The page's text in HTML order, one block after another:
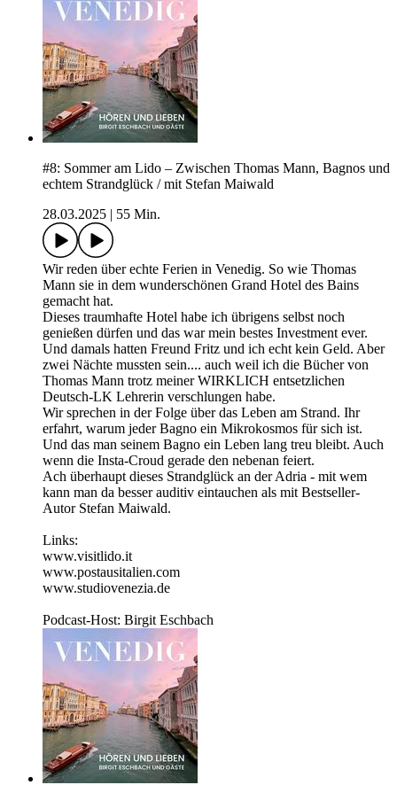
#8: Sommer am Lido – Zwischen Thomas Mann, Bagnos und
echtem Strandglück / mit Stefan Maiwald
28.03.2025
55 Min.
Wir reden über echte Ferien in Venedig. So wie Thomas
Mann sie in dem wunderschönen Grand Hotel des Bains
gemacht hat.
Dieses traumhafte Hotel habe ich übrigens selbst noch
genießen dürfen und das war mein bestes Investment ever.
Und damals hatten Freund Fritz und ich echt kein Geld. Aber
zwei Nächte mussten sein.... auch weil ich die Bücher von
Thomas Mann trotz meiner WIRKLICH entsetzlichen
Deutsch-LK Lehrerin verschlungen habe.
Wir sprechen in der Folge über das Leben am Strand. Ihr
erfahrt, warum jeder Bagno ein Mikrokosmos für sich ist.
Und das man seinem Bagno ein Leben lang treu bleibt. Auch
wenn die Insta-Croud gerade den nebenan feiert.
Ach überhaupt dieses Strandglück an der Adria - mit wem
kann man da besser auditiv eintauchen als mit Bestseller-
Autor Stefan Maiwald.
Links:
www.visitlido.it
www.postausitalien.com
www.studiovenezia.de
Podcast-Host: Birgit Eschbach